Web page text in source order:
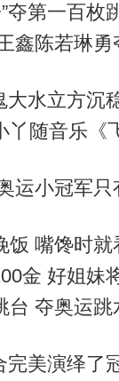
夺第一百枚
鑫陈若琳
大水立方沉
丫随音乐《
运小冠军只
饭 嘴馋时就
金 好姐妹
台 夺奥运跳
完美演绎了